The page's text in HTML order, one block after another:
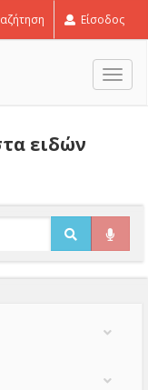
Είσοδος
ειδών